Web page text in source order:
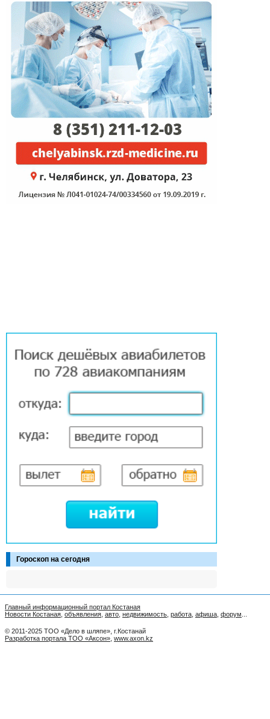
Гороскоп на сегодня
Главный информационный портал Костаная
Новости Костаная объявления авто недвижимость работа афиша форум
© 2011-2025 ТОО «Дело в шляпе», г.Костанай
Разработка портала ТОО «Аксон» www.axon.kz